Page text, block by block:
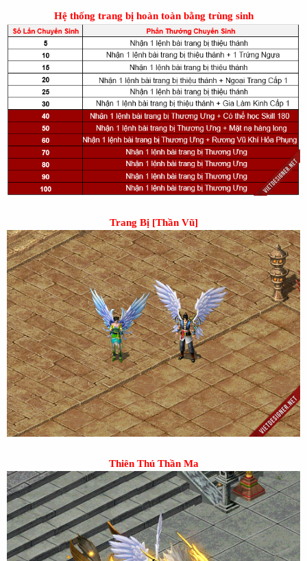
Hệ thống trang bị hoàn toàn bằng trùng sinh
Trang Bị [Thần Vũ]
Thiên Thú Thần Ma